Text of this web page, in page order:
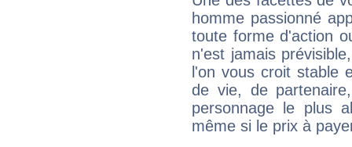
homme passionné
toute forme d'action
n'est jamais
l'on vous croit stable
de vie, de
personnage le plus
même si le prix à